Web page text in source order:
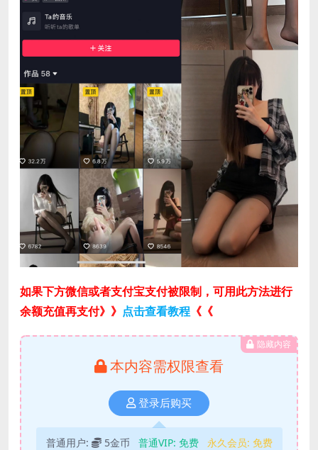
如果下方微信或者支付宝支付被限制，可用此方法进行
余额充值再支付》》 点击查看教程 《《
隐藏内容
本内容需权限查看
登录后购买
普通用户: 5金币 普通VIP: 免费 永久会员: 免费